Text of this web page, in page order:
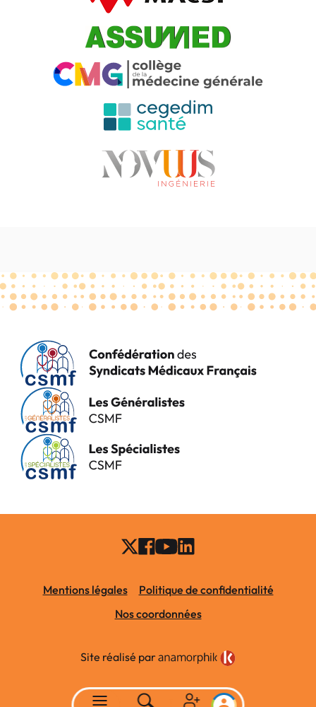
Mentions légales
Politique de confidentialité
Nos coordonnées
Site réalisé par